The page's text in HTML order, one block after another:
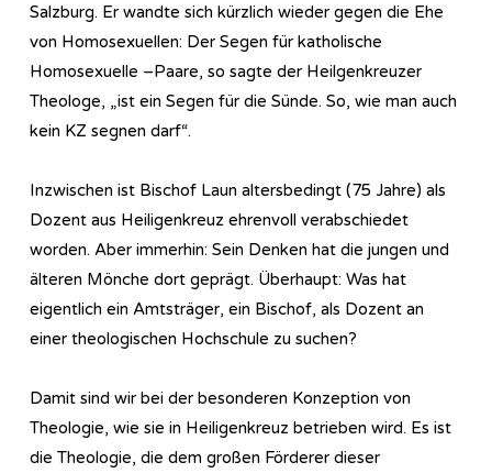
Salzburg. Er wandte sich kürzlich wieder gegen die Ehe
von Homosexuellen: Der Segen für katholische
Homosexuelle –Paare, so sagte der Heilgenkreuzer
Theologe, „ist ein Segen für die Sünde. So, wie man auch
kein KZ segnen darf“.
Inzwischen ist Bischof Laun altersbedingt (75 Jahre) als
Dozent aus Heiligenkreuz ehrenvoll verabschiedet
worden. Aber immerhin: Sein Denken hat die jungen und
älteren Mönche dort geprägt. Überhaupt: Was hat
eigentlich ein Amtsträger, ein Bischof, als Dozent an
einer theologischen Hochschule zu suchen?
Damit sind wir bei der besonderen Konzeption von
Theologie, wie sie in Heiligenkreuz betrieben wird. Es ist
die Theologie, die dem großen Förderer dieser